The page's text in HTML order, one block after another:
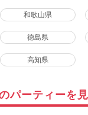
和歌山県
徳島県
高知県
パーティーを